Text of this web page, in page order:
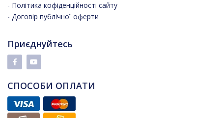
- Політика кофіденційності сайту
- Договір публічної оферти
Приєднуйтесь
СПОСОБИ ОПЛАТИ